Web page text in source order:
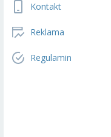
Kontakt
Reklama
Regulamin